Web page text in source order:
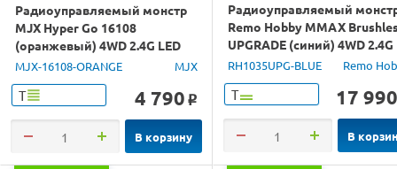
Радиоуправляемый монстр
MJX Hyper Go 16108
(оранжевый) 4WD 2.4G LED
1/16 RTR
MJX-16108-ORANGE MJX
Т 4 790 o
В корзину
Радиоуправляемый
Remo Hobby MMAX
UPGRADE (синий) 4WD 2.4G
1/10 RTR
RH1035UPG-BLUE Remo
Т 17 990
В